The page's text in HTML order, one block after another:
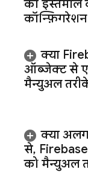
का इस्तेमाल
क्या
ऑब्जेक्ट से
मैन्युअल
क्या
से,
को मैन्युअल